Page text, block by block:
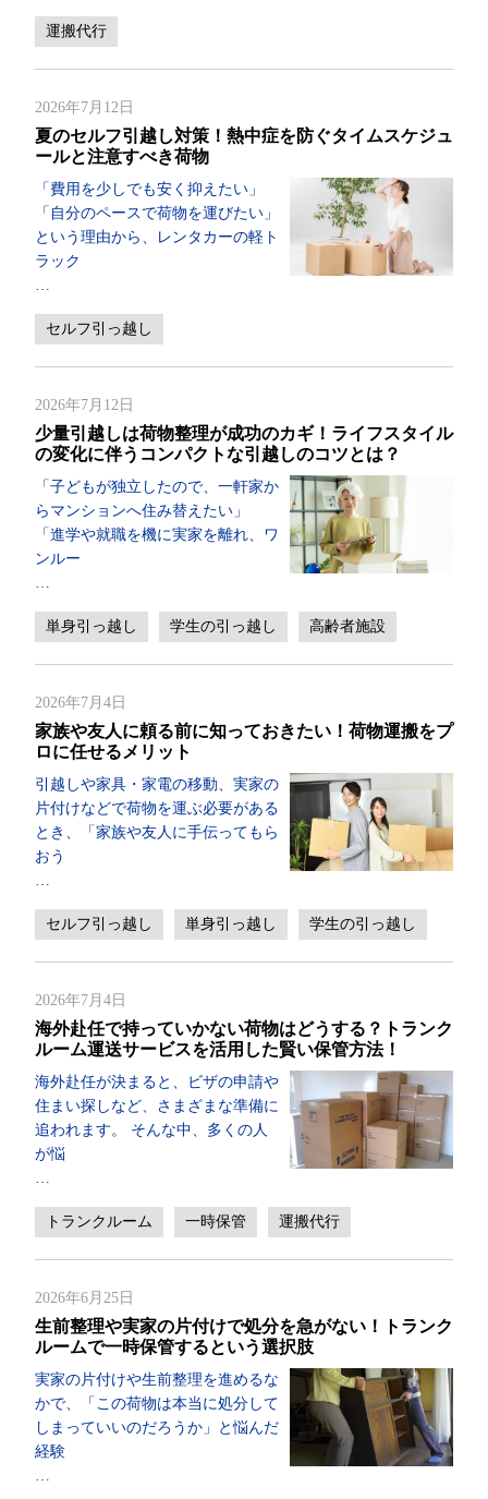
運搬代行
2026年7月12日
夏のセルフ引越し対策！熱中症を防ぐタイムスケジュ
ールと注意すべき荷物
「費用を少しでも安く抑えたい」
「自分のペースで荷物を運びたい」
という理由から、レンタカーの軽ト
ラック
セルフ引っ越し
2026年7月12日
少量引越しは荷物整理が成功のカギ！ライフスタイル
の変化に伴うコンパクトな引越しのコツとは？
「子どもが独立したので、一軒家か
らマンションへ住み替えたい」
「進学や就職を機に実家を離れ、ワ
ンルー
単身引っ越し 学生の引っ越し 高齢者施設
2026年7月4日
家族や友人に頼る前に知っておきたい！荷物運搬をプ
ロに任せるメリット
引越しや家具・家電の移動、実家の
片付けなどで荷物を運ぶ必要がある
とき、「家族や友人に手伝ってもら
おう
セルフ引っ越し 単身引っ越し 学生の引っ越し
2026年7月4日
海外赴任で持っていかない荷物はどうする？トランク
ルーム運送サービスを活用した賢い保管方法！
海外赴任が決まると、ビザの申請や
住まい探しなど、さまざまな準備に
追われます。 そんな中、多くの人
が悩
トランクルーム 一時保管 運搬代行
2026年6月25日
生前整理や実家の片付けで処分を急がない！トランク
ルームで一時保管するという選択肢
実家の片付けや生前整理を進めるな
かで、「この荷物は本当に処分して
しまっていいのだろうか」と悩んだ
経験